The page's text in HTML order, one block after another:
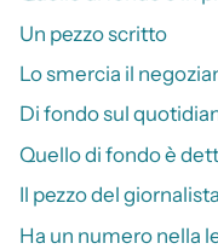
Un pezzo scritto
Lo smercia il
Di fondo sul
Quello di fondo è
Il pezzo del giornalista
Ha un numero nella